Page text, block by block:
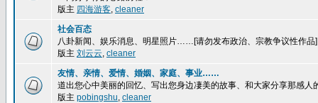
版主 四海游客, cleaner
社会百态
八卦新闻、娱乐消息、明星照片……[请勿发布政治、宗教争议性作品]
版主 刘云云, cleaner
友情、亲情、爱情、婚姻、家庭、事业……
道出您心中美丽的回忆、写出您身边凄美的故事、和大家分享那感
版主 pobingshu, cleaner